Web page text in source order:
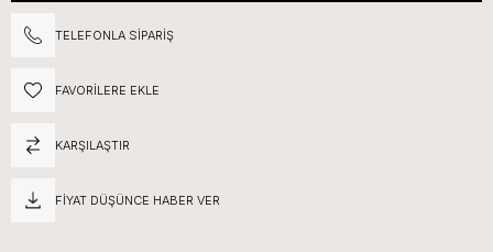
TELEFONLA SIPARIŞ
FAVORILERE EKLE
KARŞILAŞTIR
FIYAT DÜŞÜNCE HABER VER